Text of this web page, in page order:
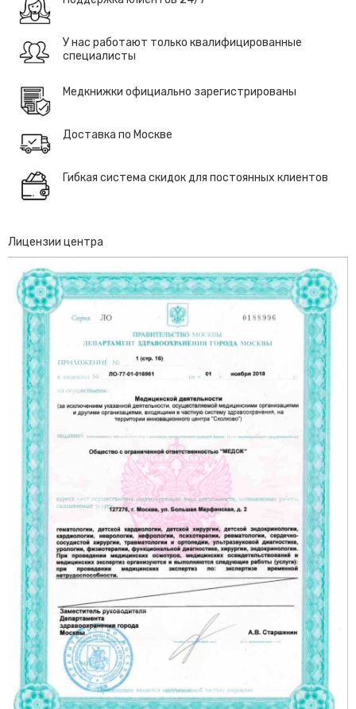
У нас работают только квалифицированные
специалисты
Медкнижки официально зарегистрированы
Доставка по Москве
Гибкая система скидок для постоянных клиентов
Лицензии центра